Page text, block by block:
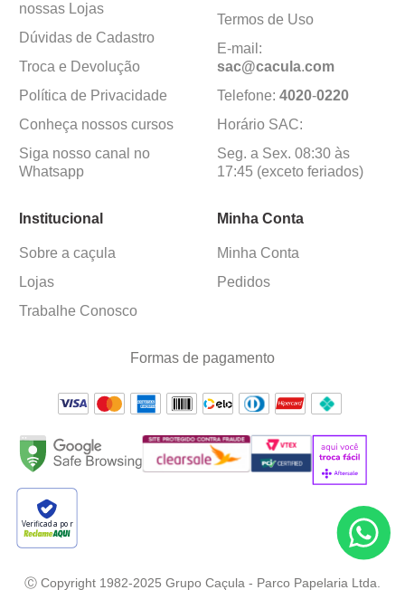
nossas Lojas
Dúvidas de Cadastro
Troca e Devolução
Política de Privacidade
Conheça nossos cursos
Siga nosso canal no
Whatsapp
Termos de Uso
E-mail:
sac@cacula.com
Telefone: 4020-0220
Horário SAC:
Seg. a Sex. 08:30 às
17:45 (exceto feriados)
Institucional
Sobre a caçula
Lojas
Trabalhe Conosco
Minha Conta
Minha Conta
Pedidos
Formas de pagamento
Verificada por
Ⓒ Copyright 1982-2025 Grupo Caçula - Parco Papelaria Ltda.